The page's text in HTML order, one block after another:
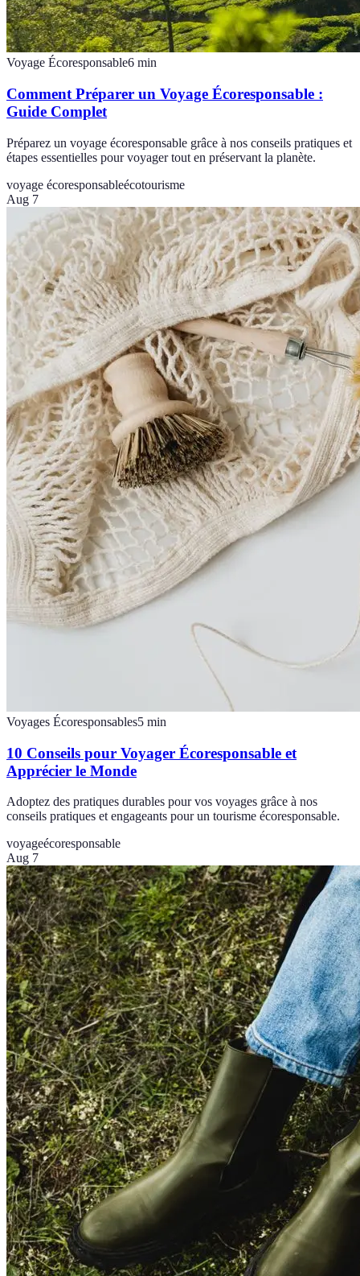
Voyage Écoresponsable6 min
Comment Préparer un Voyage Écoresponsable :
Guide Complet
Préparez un voyage écoresponsable grâce à nos conseils pratiques et
étapes essentielles pour voyager tout en préservant la planète.
voyage écoresponsableécotourisme
Aug 7
Voyages Écoresponsables5 min
10 Conseils pour Voyager Écoresponsable et
Apprécier le Monde
Adoptez des pratiques durables pour vos voyages grâce à nos
conseils pratiques et engageants pour un tourisme écoresponsable.
voyageécoresponsable
Aug 7